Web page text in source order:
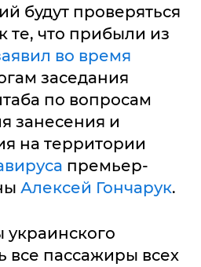
будут проверяться
те, что прибыли из
во время
заседания
по вопросам
занесения и
на территории
премьер-
Алексей Гончарук.
украинского
все пассажиры всех